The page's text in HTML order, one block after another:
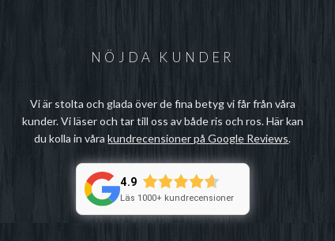
NÖJDA KUNDER
Vi är stolta och glada över de fina betyg vi får från våra
kunder. Vi läser och tar till oss av både ris och ros. Här kan
du kolla in vårakundrecensioner på Google Reviews.
4.9
Läs 1000+ kundrecensioner